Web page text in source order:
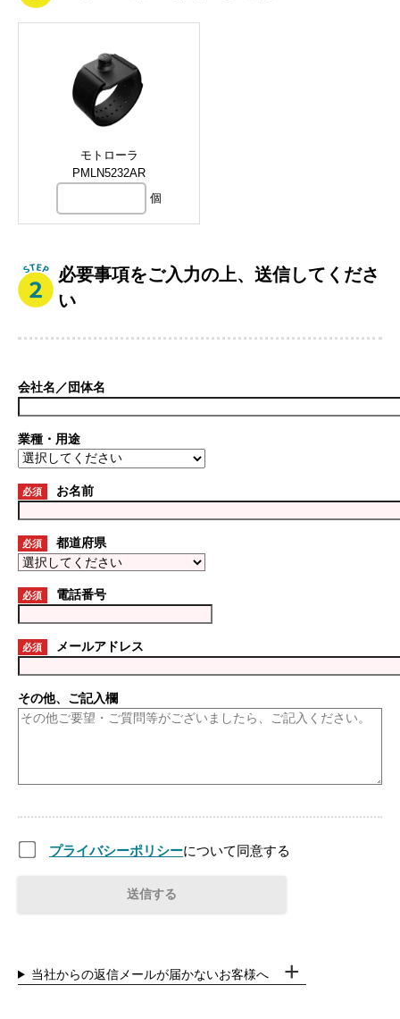
モトローラ
PMLN5232AR
個
必要事項をご入力の上、送信してくださ
い
会社名／団体名
業種・用途
必須 お名前
必須 都道府県
必須 電話番号
必須 メールアドレス
その他、ご記入欄
プライバシーポリシーについて同意する
当社からの返信メールが届かないお客様へ